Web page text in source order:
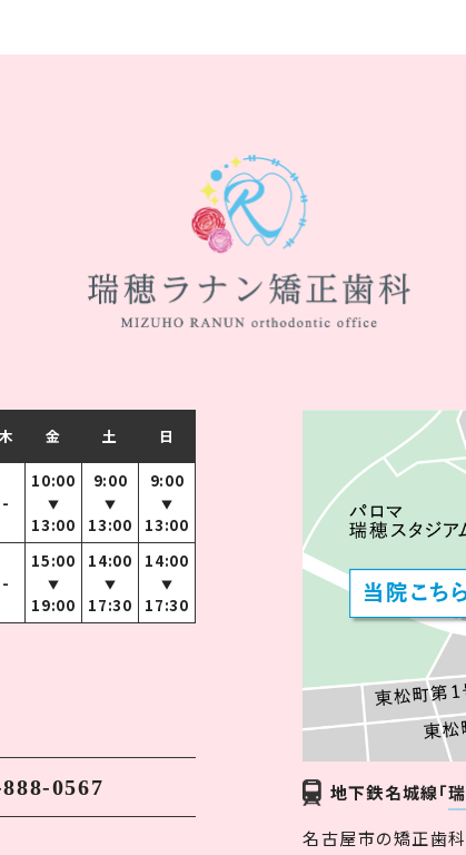
金 土 日
-
10:00
▼
13:00
9:00
▼
13:00
9:00
▼
13:00
-
15:00
▼
19:00
14:00
▼
17:30
14:00
▼
17:30
0567 地下鉄名城線「
名古屋市の矯正歯